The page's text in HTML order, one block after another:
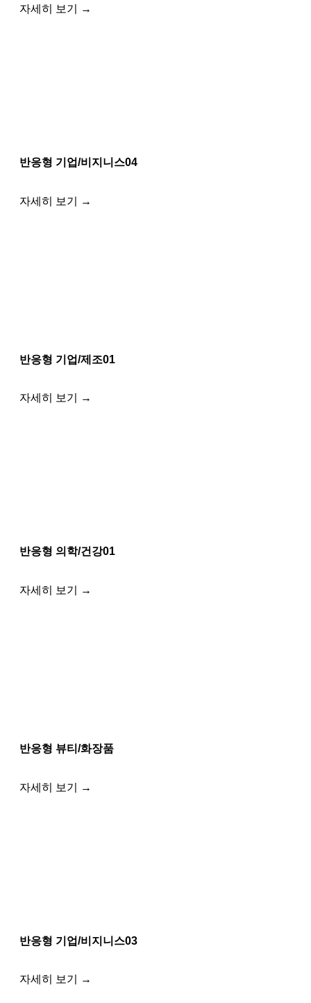
자세히 보기 →
반응형 기업/비지니스04
자세히 보기 →
반응형 기업/제조01
자세히 보기 →
반응형 의학/건강01
자세히 보기 →
반응형 뷰티/화장품
자세히 보기 →
반응형 기업/비지니스03
자세히 보기 →